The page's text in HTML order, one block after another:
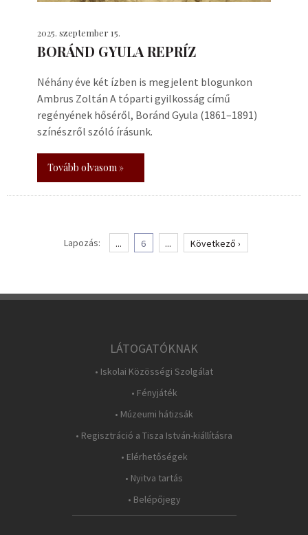
2025. szeptember 15.
BORÁND GYULA REPRÍZ
Néhány éve két ízben is megjelent blogunkon
Ambrus Zoltán A tóparti gyilkosság című
regényének hőséről, Boránd Gyula (1861–1891)
színészről szóló írásunk.
Tovább olvasom »
Lapozás: ... 6 ... Következő ›
LÁTOGATÓKNAK
• Iskolai Közösségi Szolgálat
• Fényjáték
• Múzeumi hátizsák
• Regisztráció a Tisza István-kiállításra
• Elérhetőségek
• Nyitva tartás
• Belépőjegy